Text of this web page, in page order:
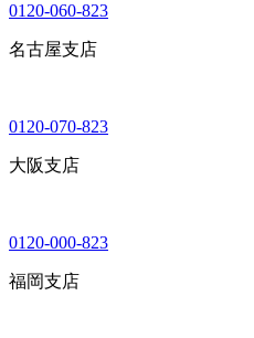
0120-060-823
名古屋支店
0120-070-823
大阪支店
0120-000-823
福岡支店